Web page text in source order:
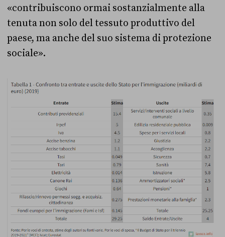
«contribuiscono ormai sostanzialmente alla
tenuta non solo del tessuto produttivo del
paese, ma anche del suo sistema di protezione
sociale».